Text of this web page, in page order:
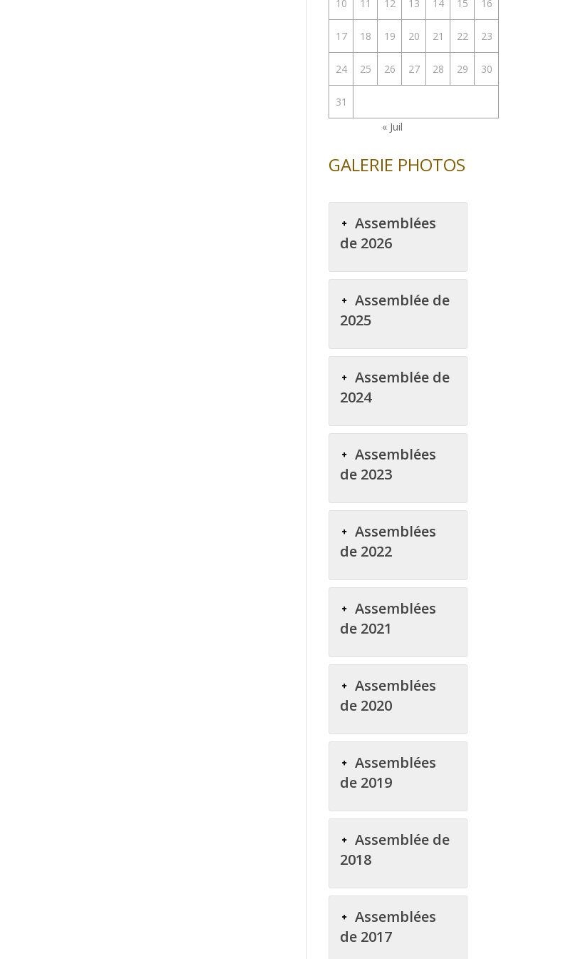
10 11 12 13 14 15 16
17 18 19 20 21 22 23
24 25 26 27 28 29 30
31
« Juil
GALERIE PHOTOS
Assemblées
de 2026
Assemblée de
2025
Assemblée de
2024
Assemblées
de 2023
Assemblées
de 2022
Assemblées
de 2021
Assemblées
de 2020
Assemblées
de 2019
Assemblée de
2018
Assemblées
de 2017